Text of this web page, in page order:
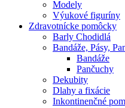
Modely
Výukové figuríny
Zdravotnícke pomôcky
Barly Chodidlá
Bandáže, Pásy,
Bandáže
Pančuchy
Dekubity
Dlahy a fixácie
Inkontinenčné